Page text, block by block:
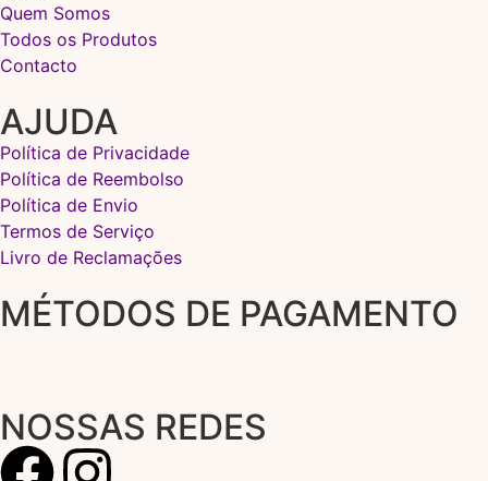
Quem Somos
Todos os Produtos
Contacto
AJUDA
Política de Privacidade
Política de Reembolso
Política de Envio
Termos de Serviço
Livro de Reclamações
MÉTODOS DE PAGAMENTO
NOSSAS REDES